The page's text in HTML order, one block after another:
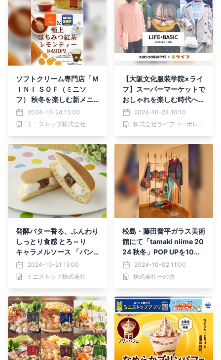
ソフトクリーム専門店「Ｍ
ＩＮＩ ＳＯＦ（ミニソ
フ） 秋冬を楽しむ新メニ
ュー‼ 『極上はちみつ紅茶
レモンティー 』 『ﾎｯﾄﾌｧ
ｯｼﾞﾁｮｺｿｰｽ×６０daysﾌﾚｯｼ
（金）発売
2024-10-24 15:00
ミニストップ株式会社
【大阪文化服装学院×ライ
フ】スーパーマーケットで
おしゃれを楽しむ時代へ！
学生がライフのオリジナル
衣料品ブランド「LIFE BA
SIC」をスタイリングで魅
2024-10-24 10:10
株式会社ライフコーポレーション
発酵バター香る、ふんわり
しっとり食感 とろ～り
キャラメルソース 「パン
ケーキサンド キャラメル
＆ホイップ」 １０月２２
日（火）新発売
2024-10-21 15:00
ミニストップ株式会社
松島・藤田喬平ガラス美術
館にて「tamaki niime 20
24 秋冬」POP UPを10月4
日(金)～11月4日(月・祝)
開催
2024-10-02 11:00
株式会社一の坊